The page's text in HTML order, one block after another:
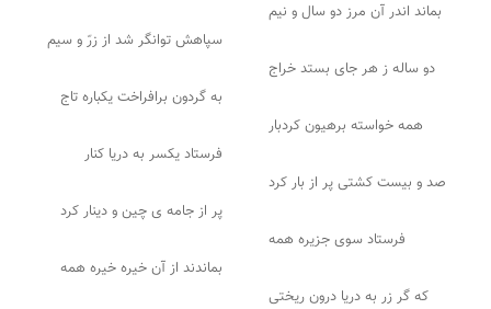
بماند اندر آن مرز دو سال و نیم
سپاهش توانگر شد از زرّ و سیم
دو ساله ز هر جای بستد خراج
به گردون برافراخت یکباره تاج
همه خواسته برهیون کردبار
فرستاد یکسر به دریا کنار
صد و بیست کشتی پر از بار کرد
پر از جامه ی چین و دینار کرد
فرستاد سوی جزیره همه
بماندند از آن خیره خیره همه
که گر زر به دریا درون ریختی